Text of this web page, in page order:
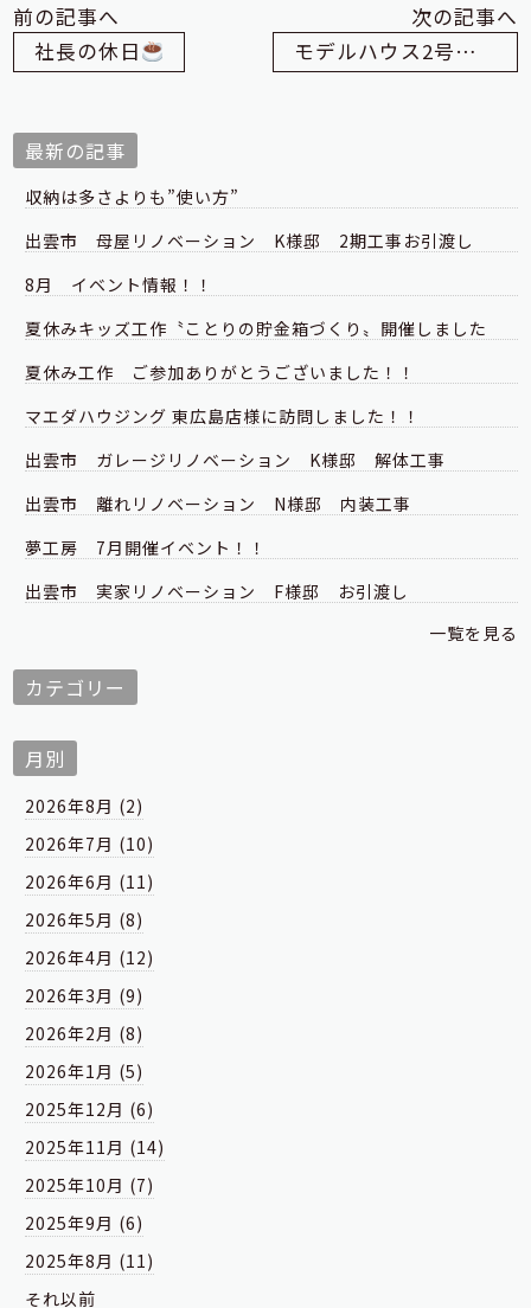
前の記事へ
社長の休日
次の記事へ
モデルハウス2号店 解体してわかること
最新の記事
収納は多さよりも”使い方”
出雲市 母屋リノベーション K様邸 2期工事お引渡し
8月 イベント情報！！
夏休みキッズ工作〝ことりの貯金箱づくり〟開催しました
夏休み工作 ご参加ありがとうございました！！
マエダハウジング 東広島店様に訪問しました！！
出雲市 ガレージリノベーション K様邸 解体工事
出雲市 離れリノベーション N様邸 内装工事
夢工房 7月開催イベント！！
出雲市 実家リノベーション F様邸 お引渡し
一覧を見る
カテゴリー
月別
2026年8月 (2)
2026年7月 (10)
2026年6月 (11)
2026年5月 (8)
2026年4月 (12)
2026年3月 (9)
2026年2月 (8)
2026年1月 (5)
2025年12月 (6)
2025年11月 (14)
2025年10月 (7)
2025年9月 (6)
2025年8月 (11)
それ以前